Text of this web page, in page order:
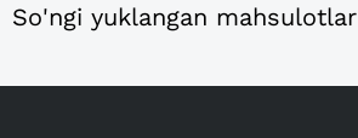
So'ngi yuklangan mahsulotlar